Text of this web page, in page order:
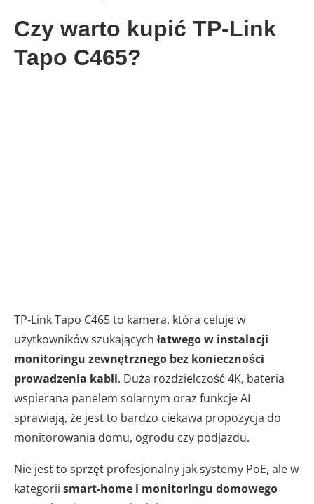
Czy warto kupić TP-Link
Tapo C465?
TP‑Link Tapo C465 to kamera, która celuje w
użytkowników szukających łatwego w instalacji
monitoringu zewnętrznego bez konieczności
prowadzenia kabli. Duża rozdzielczość 4K, bateria
wspierana panelem solarnym oraz funkcje AI
sprawiają, że jest to bardzo ciekawa propozycja do
monitorowania domu, ogrodu czy podjazdu.
Nie jest to sprzęt profesjonalny jak systemy PoE, ale w
kategorii smart-home i monitoringu domowego